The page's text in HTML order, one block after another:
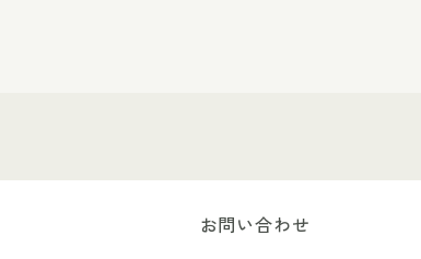
お問い合わせ